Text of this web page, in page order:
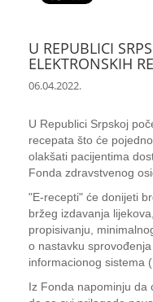
U REPUBLICI
ELEKTRONSKIH
06.04.2022.
U Republici Srpskoj
recepata što će
olakšati pacijentima
Fonda zdravstvenog
"E-recepti" će donijeti
bržeg izdavanja
propisivanju,
o nastavku
informacionog sistema
Iz Fonda napominju da